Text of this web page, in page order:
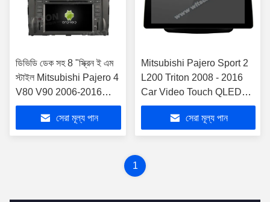
ডিভিডি ডেক সহ 8 "স্ক্রিন ই এম
স্টাইল Mitsubishi Pajero 4
V80 V90 2006-2016
অ্যান্ড্রয়েড গাড়ি ডিভিডি জিপিএস
মাল্টিমিডিয়া স্টেরিও CarPla
সেরা মূল্য পান
Mitsubishi Pajero Sport 2
L200 Triton 2008 - 2016
Car Video Touch QLED
Multimedia Ster-এর জন্য
12.3" স্মার্ট আল্ট্রা ওয়াইড স্ক্রীন
সেরা মূল্য পান
1